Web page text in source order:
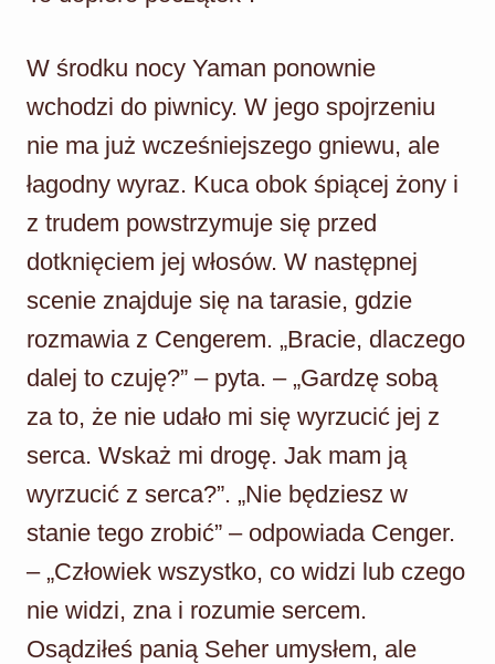
W środku nocy Yaman ponownie
wchodzi do piwnicy. W jego spojrzeniu
nie ma już wcześniejszego gniewu, ale
łagodny wyraz. Kuca obok śpiącej żony i
z trudem powstrzymuje się przed
dotknięciem jej włosów. W następnej
scenie znajduje się na tarasie, gdzie
rozmawia z Cengerem. „Bracie, dlaczego
dalej to czuję?” – pyta. – „Gardzę sobą
za to, że nie udało mi się wyrzucić jej z
serca. Wskaż mi drogę. Jak mam ją
wyrzucić z serca?”. „Nie będziesz w
stanie tego zrobić” – odpowiada Cenger.
– „Człowiek wszystko, co widzi lub czego
nie widzi, zna i rozumie sercem.
Osądziłeś panią Seher umysłem, ale